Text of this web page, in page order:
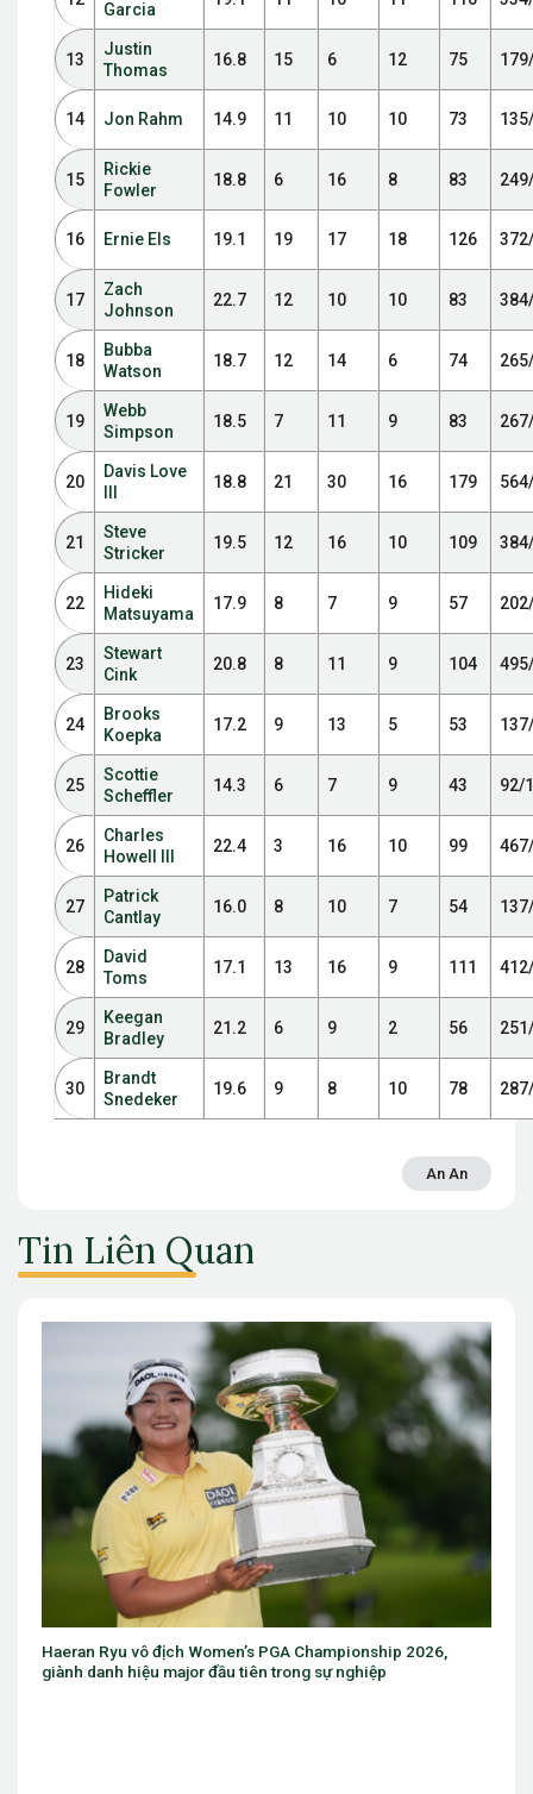
Garcia
13
Justin
Thomas
16.8 15 6 12 75
14 Jon Rahm 14.9 11 10 10 73
15
Rickie
Fowler
18.8 6 16 8 83
16 Ernie Els 19.1 19 17 18 126
17
Zach
Johnson
22.7 12 10 10 83
18
Bubba
Watson
18.7 12 14 6 74
19
Webb
Simpson
18.5 7 11 9 83
20
Davis Love
18.8 21 30 16 179
21
Steve
Stricker
19.5 12 16 10 109
22
Hideki
Matsuyama
17.9 8 7 9 57
23
Stewart
Cink
20.8 8 11 9 104
24
Brooks
Koepka
17.2 9 13 5 53
25
Scottie
Scheffler
14.3 6 7 9 43 92/
26
Charles
Howell III
22.4 3 16 10 99
27
Patrick
Cantlay
16.0 8 10 7 54
28
David
Toms
17.1 13 16 9 111
29
Keegan
Bradley
21.2 6 9 2 56
30
Brandt
Snedeker
19.6 9 8 10 78
An An
Tin Liên Quan
Haeran Ryu vô địch Women’s PGA Championship 2026,
giành danh hiệu major đầu tiên trong sự nghiệp